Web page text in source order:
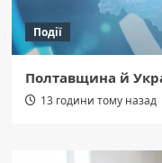
Події
Полтавщина й
13 години тому назад